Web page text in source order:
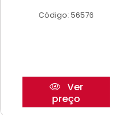
Código: 56576
Ver
preço